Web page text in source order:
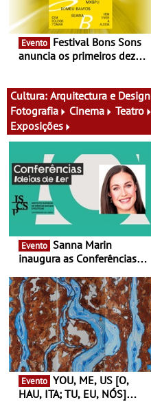
Evento
anuncia os primeiros dez
Cultura: Arquitectura e Design
Fotografia
Cinema Teatro
Exposições
Evento
inaugura as Conferências
Antiga primeira-ministra da
Finlândia é a convidada da
primeira edição do novo
ciclo de debates dedicado
aos grandes temas do
nosso tempo
Evento
HAU, ITA; TU, EU, NÓS]